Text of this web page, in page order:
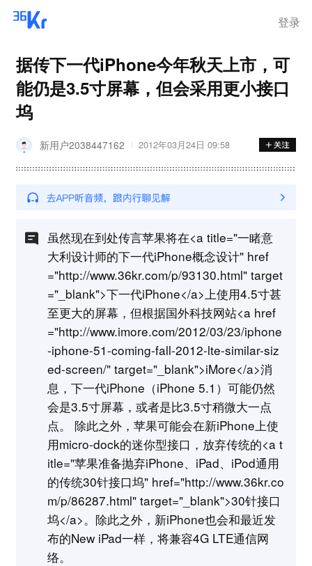
登录
据传下一代iPhone今年秋天上市，可
能仍是3.5寸屏幕，但会采用更小接口
坞
新用户2038447162 2012年03月24日 09:58
虽然现在到处传言苹果将在<a title="一睹意
大利设计师的下一代iPhone概念设计" href
="http://www.36kr.com/p/93130.html" target
="_blank">下一代iPhone</a>上使用4.5寸甚
至更大的屏幕，但根据国外科技网站<a href
="http://www.imore.com/2012/03/23/iphone
-iphone-51-coming-fall-2012-lte-similar-siz
ed-screen/" target="_blank">iMore</a>消
息，下一代iPhone（iPhone 5.1）可能仍然
会是3.5寸屏幕，或者是比3.5寸稍微大一点
点。 除此之外，苹果可能会在新iPhone上使
用micro-dock的迷你型接口，放弃传统的<a t
itle="苹果准备抛弃iPhone、iPad、iPod通用
的传统30针接口坞" href="http://www.36kr.co
m/p/86287.html" target="_blank">30针接口
坞</a>。除此之外，新iPhone也会和最近发
布的New iPad一样，将兼容4G LTE通信网
络。